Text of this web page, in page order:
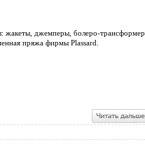
жакеты, джемперы, болеро-трансформер,
пряжа фирмы Plassard.